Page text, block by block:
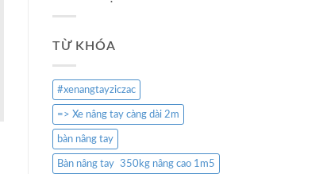
TỪ KHÓA
#xenangtayziczac
=> Xe nâng tay càng dài 2m
bàn nâng tay
Bàn nâng tay 350kg nâng cao 1m5